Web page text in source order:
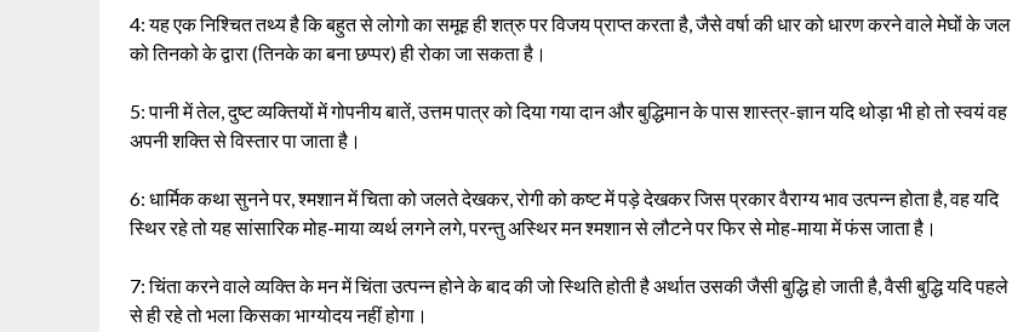
4: यह एक निश्चित तथ्य है कि बहुत से लोगो का समूह ही शत्रु पर विजय प्राप्त करता है, जैसे वर्षा की धार को धारण करने वाले मेघों के जल
को तिनको के द्वारा (तिनके का बना छप्पर) ही रोका जा सकता है।
5: पानी में तेल, दुष्ट व्यक्तियों में गोपनीय बातें, उत्तम पात्र को दिया गया दान और बुद्धिमान के पास शास्त्र-ज्ञान यदि थोड़ा भी हो तो स्वयं वह
अपनी शक्ति से विस्तार पा जाता है।
6: धार्मिक कथा सुनने पर, श्मशान में चिता को जलते देखकर, रोगी को कष्ट में पड़े देखकर जिस प्रकार वैराग्य भाव उत्पन्न होता है, वह यदि
स्थिर रहे तो यह सांसारिक मोह-माया व्यर्थ लगने लगे, परन्तु अस्थिर मन श्मशान से लौटने पर फिर से मोह-माया में फंस जाता है।
7: चिंता करने वाले व्यक्ति के मन में चिंता उत्पन्न होने के बाद की जो स्थिति होती है अर्थात उसकी जैसी बुद्धि हो जाती है, वैसी बुद्धि यदि पहले
से ही रहे तो भला किसका भाग्योदय नहीं होगा।